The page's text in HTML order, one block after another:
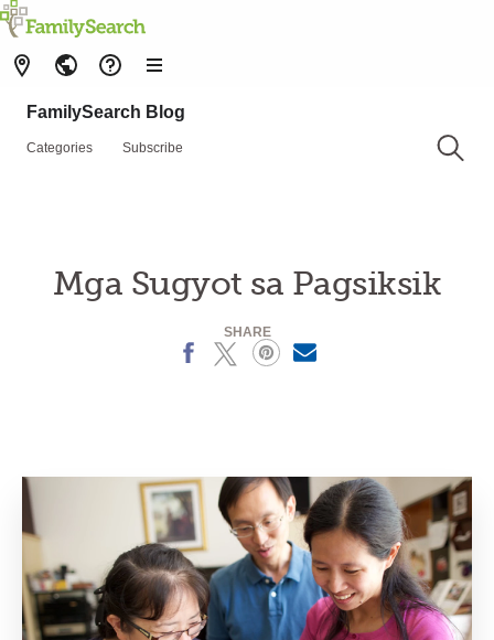
FamilySearch Blog
Categories Subscribe
Mga Sugyot sa Pagsiksik
SHARE
X